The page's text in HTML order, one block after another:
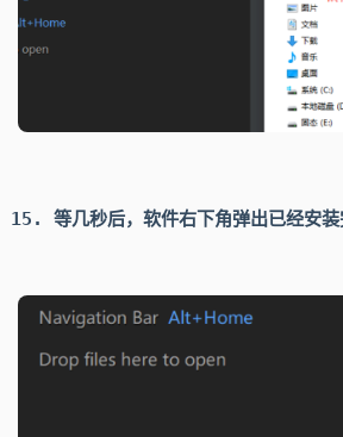
等几秒后，软件右下角弹出已经安装